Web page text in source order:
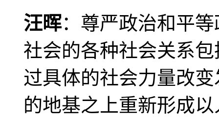
汪晖：尊严政治和平
社会的各种社会关系
过具体的社会力量改
的地基之上重新形成